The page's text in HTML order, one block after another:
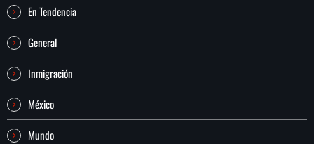
En Tendencia
General
Inmigración
México
Mundo